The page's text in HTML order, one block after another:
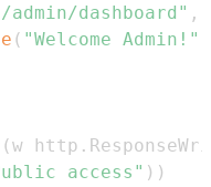
admin/dashboard" ,
( "Welcome Admin!"
(w http .
access" ) )